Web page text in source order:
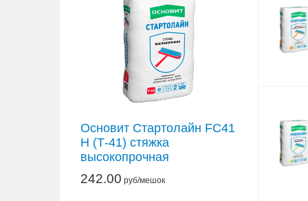
Основит Стартолайн FC41
H (Т-41) стяжка
высокопрочная
242.00 руб/мешок